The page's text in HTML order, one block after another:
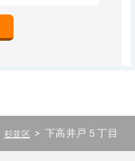
杉並区 > 下高井戸５丁目